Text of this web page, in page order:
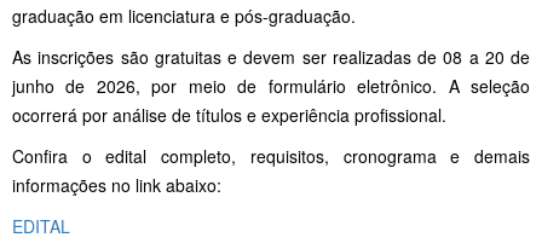
graduação em licenciatura e pós-graduação.
As inscrições são gratuitas e devem ser realizadas de 08 a 20 de
junho de 2026, por meio de formulário eletrônico. A seleção
ocorrerá por análise de títulos e experiência profissional.
Confira o edital completo, requisitos, cronograma e demais
informações no link abaixo:
EDITAL